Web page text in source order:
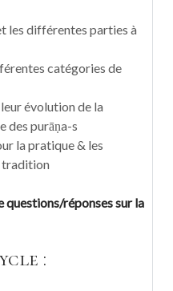
les différentes parties à
catégories de
évolution de la
des purāṇa-s
la pratique & les
tradition
questions/réponses sur la
: